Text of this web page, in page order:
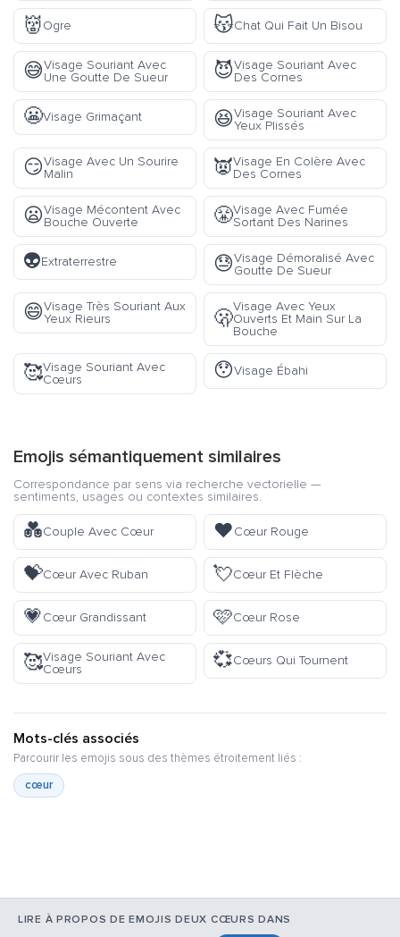
👹Ogre 😽Chat Qui Fait Un Bisou
😅Visage Souriant Avec
Une Goutte De Sueur
😈Visage Souriant Avec
Des Cornes
😬Visage Grimaçant 😆Visage Souriant Avec
Yeux Plissés
😏Visage Avec Un Sourire
Malin
👿Visage En Colère Avec
Des Cornes
😦Visage Mécontent Avec
Bouche Ouverte
😤Visage Avec Fumée
Sortant Des Narines
👽Extraterrestre 😓Visage Démoralisé Avec
Goutte De Sueur
😄Visage Très Souriant Aux
Yeux Rieurs
🫢
Visage Avec Yeux
Ouverts Et Main Sur La
Bouche
🥰Visage Souriant Avec
Cœurs
😯Visage Ébahi
Emojis sémantiquement similaires
Correspondance par sens via recherche vectorielle —
sentiments, usages ou contextes similaires.
💑Couple Avec Cœur ❤️Cœur Rouge
💝Cœur Avec Ruban 💘Cœur Et Flèche
💗Cœur Grandissant 🩷Cœur Rose
🥰Visage Souriant Avec
Cœurs
💞Cœurs Qui Tournent
Mots-clés associés
Parcourir les emojis sous des thèmes étroitement liés :
cœur
LIRE À PROPOS DE EMOJIS DEUX CŒURS DANS